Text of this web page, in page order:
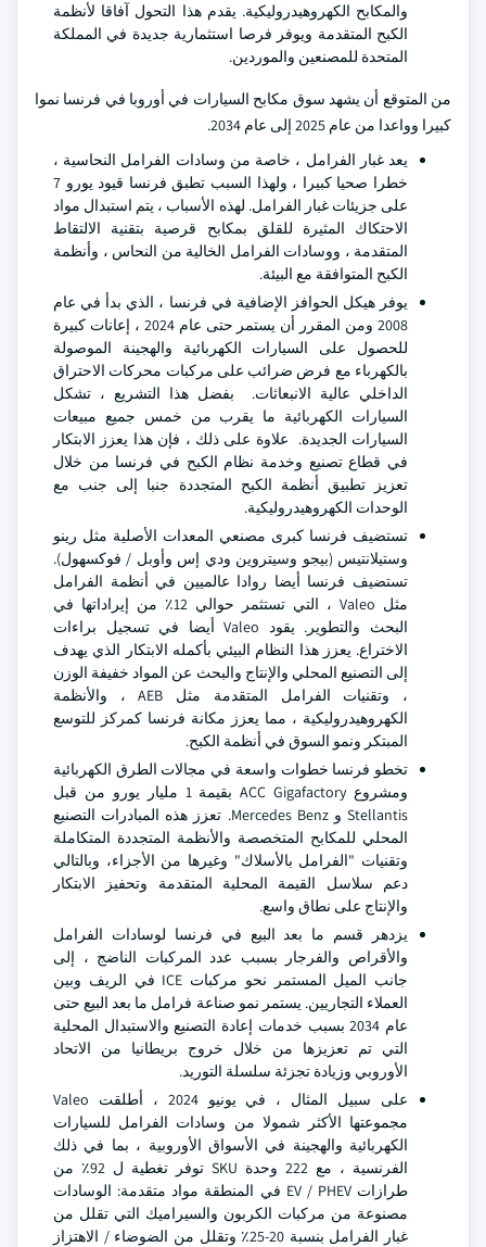
والمكابح الكهروهيدروليكية. يقدم هذا التحول آفاقا لأنظمة
الكبح المتقدمة ويوفر فرصا استثمارية جديدة في المملكة
المتحدة للمصنعين والموردين.
من المتوقع أن يشهد سوق مكابح السيارات في أوروبا في فرنسا نموا
كبيرا وواعدا من عام 2025 إلى عام 2034.
يعد غبار الفرامل ، خاصة من وسادات الفرامل النحاسية ،
خطرا صحيا كبيرا ، ولهذا السبب تطبق فرنسا قيود يورو 7
على جزيئات غبار الفرامل. لهذه الأسباب ، يتم استبدال مواد
الاحتكاك المثيرة للقلق بمكابح قرصية بتقنية الالتقاط
المتقدمة ، ووسادات الفرامل الخالية من النحاس ، وأنظمة
الكبح المتوافقة مع البيئة.
يوفر هيكل الحوافز الإضافية في فرنسا ، الذي بدأ في عام
2008 ومن المقرر أن يستمر حتى عام 2024 ، إعانات كبيرة
للحصول على السيارات الكهربائية والهجينة الموصولة
بالكهرباء مع فرض ضرائب على مركبات محركات الاحتراق
الداخلي عالية الانبعاثات. بفضل هذا التشريع ، تشكل
السيارات الكهربائية ما يقرب من خمس جميع مبيعات
السيارات الجديدة. علاوة على ذلك ، فإن هذا يعزز الابتكار
في قطاع تصنيع وخدمة نظام الكبح في فرنسا من خلال
تعزيز تطبيق أنظمة الكبح المتجددة جنبا إلى جنب مع
الوحدات الكهروهيدروليكية.
تستضيف فرنسا كبرى مصنعي المعدات الأصلية مثل رينو
وستيلانتيس (بيجو وسيتروين ودي إس وأوبل / فوكسهول).
تستضيف فرنسا أيضا روادا عالميين في أنظمة الفرامل
مثل Valeo ، التي تستثمر حوالي 12٪ من إيراداتها في
البحث والتطوير. يقود Valeo أيضا في تسجيل براءات
الاختراع. يعزز هذا النظام البيئي بأكمله الابتكار الذي يهدف
إلى التصنيع المحلي والإنتاج والبحث عن المواد خفيفة الوزن
، وتقنيات الفرامل المتقدمة مثل AEB ، والأنظمة
الكهروهيدروليكية ، مما يعزز مكانة فرنسا كمركز للتوسع
المبتكر ونمو السوق في أنظمة الكبح.
تخطو فرنسا خطوات واسعة في مجالات الطرق الكهربائية
ومشروع ACC Gigafactory بقيمة 1 مليار يورو من قبل
Stellantis و Mercedes Benz. تعزز هذه المبادرات التصنيع
المحلي للمكابح المتخصصة والأنظمة المتجددة المتكاملة
وتقنيات "الفرامل بالأسلاك" وغيرها من الأجزاء، وبالتالي
دعم سلاسل القيمة المحلية المتقدمة وتحفيز الابتكار
والإنتاج على نطاق واسع.
يزدهر قسم ما بعد البيع في فرنسا لوسادات الفرامل
والأقراص والفرجار بسبب عدد المركبات الناضج ، إلى
جانب الميل المستمر نحو مركبات ICE في الريف وبين
العملاء التجاريين. يستمر نمو صناعة فرامل ما بعد البيع حتى
عام 2034 بسبب خدمات إعادة التصنيع والاستبدال المحلية
التي تم تعزيزها من خلال خروج بريطانيا من الاتحاد
الأوروبي وزيادة تجزئة سلسلة التوريد.
على سبيل المثال ، في يونيو 2024 ، أطلقت Valeo
مجموعتها الأكثر شمولا من وسادات الفرامل للسيارات
الكهربائية والهجينة في الأسواق الأوروبية ، بما في ذلك
الفرنسية ، مع 222 وحدة SKU توفر تغطية ل 92٪ من
طرازات EV / PHEV في المنطقة مواد متقدمة: الوسادات
مصنوعة من مركبات الكربون والسيراميك التي تقلل من
غبار الفرامل بنسبة 20-25٪ وتقلل من الضوضاء / الاهتزاز